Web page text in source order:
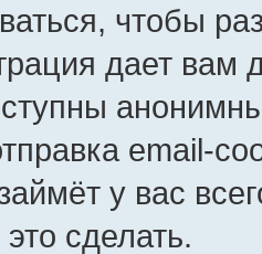
чтобы
дает вам
email-
у вас
сделать.